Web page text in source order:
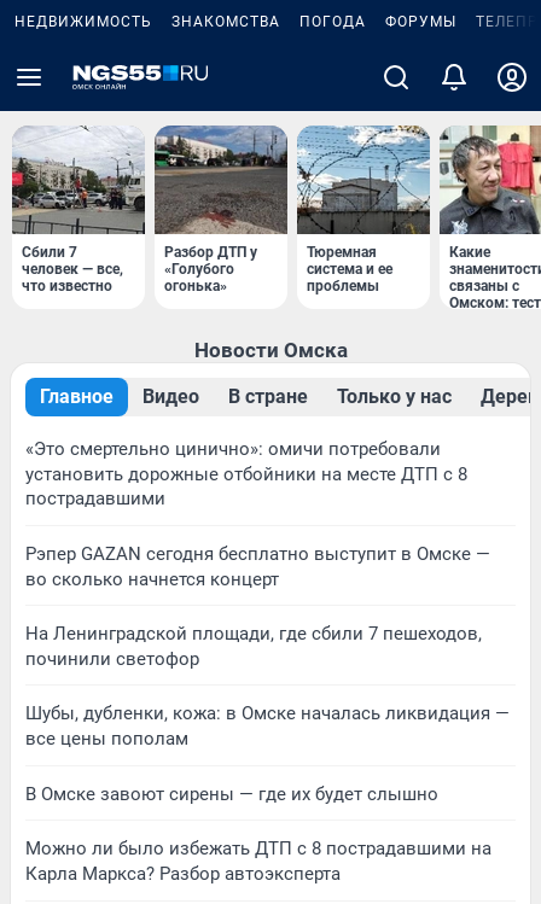
НЕДВИЖИМОСТЬ ЗНАКОМСТВА ПОГОДА ФОРУМЫ
Сбили 7
человек — все,
что известно
Разбор ДТП у
«Голубого
огонька»
Тюремная
система и ее
проблемы
Какие
связаны с
Омском: тест
Новости Омска
Главное Видео В стране Только у нас
«Это смертельно цинично»: омичи потребовали
установить дорожные отбойники на месте ДТП с 8
пострадавшими
Рэпер GAZAN сегодня бесплатно выступит в Омске —
во сколько начнется концерт
На Ленинградской площади, где сбили 7 пешеходов,
починили светофор
Шубы, дубленки, кожа: в Омске началась ликвидация —
все цены пополам
В Омске завоют сирены — где их будет слышно
Можно ли было избежать ДТП с 8 пострадавшими на
Карла Маркса? Разбор автоэксперта